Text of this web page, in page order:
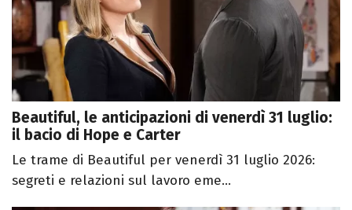
Beautiful, le anticipazioni di venerdì 31 luglio:
il bacio di Hope e Carter
Le trame di Beautiful per venerdì 31 luglio 2026:
segreti e relazioni sul lavoro eme...